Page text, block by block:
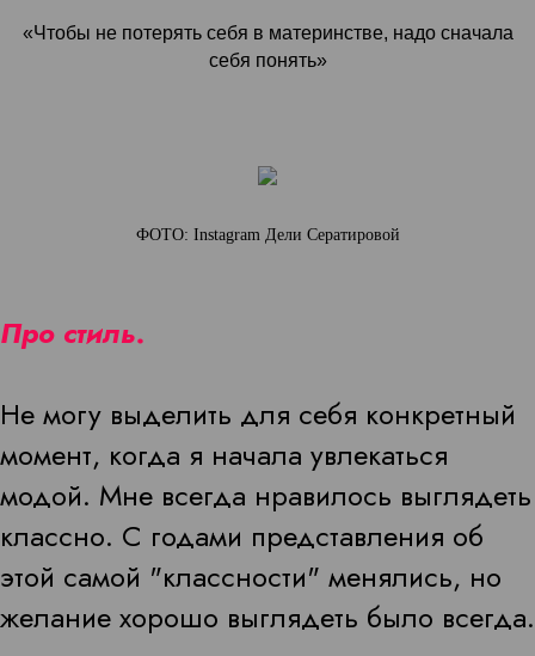
«Чтобы не потерять себя в материнстве, надо сначала
себя понять»
ФОТО: Instagram Дели Сератировой
Про стиль.
Не могу выделить для себя конкретный
момент, когда я начала увлекаться
модой. Мне всегда нравилось выглядеть
классно. С годами представления об
этой самой "классности" менялись, но
желание хорошо выглядеть было всегда.